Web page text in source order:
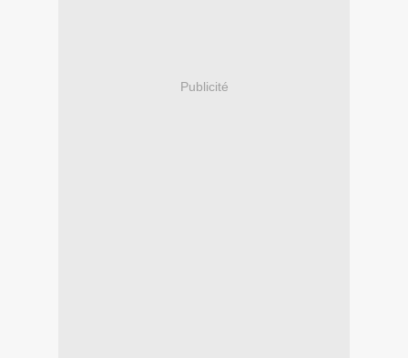
Publicité